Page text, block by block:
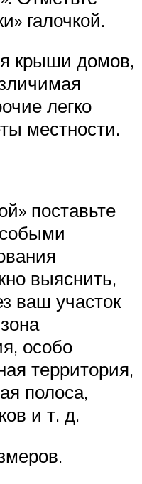
галочкой.
крыши домов,
легко
местности.
поставьте
выяснить,
ваш участок
особо
территория,
полоса,
и т. д.